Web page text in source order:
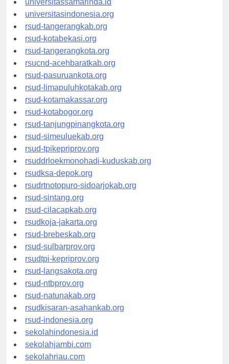
universitassamarinda.id
universitasindonesia.org
rsud-tangerangkab.org
rsud-kotabekasi.org
rsud-tangerangkota.org
rsucnd-acehbaratkab.org
rsud-pasuruankota.org
rsud-limapuluhkotakab.org
rsud-kotamakassar.org
rsud-kotabogor.org
rsud-tanjungpinangkota.org
rsud-simeuluekab.org
rsud-tpikepriprov.org
rsuddrloekmonohadi-kuduskab.org
rsudksa-depok.org
rsudrtnotopuro-sidoarjokab.org
rsud-sintang.org
rsud-cilacapkab.org
rsudkoja-jakarta.org
rsud-brebeskab.org
rsud-sulbarprov.org
rsudtpi-kepriprov.org
rsud-langsakota.org
rsud-ntbprov.org
rsud-natunakab.org
rsudkisaran-asahankab.org
rsud-indonesia.org
sekolahindonesia.id
sekolahjambi.com
sekolahriau.com